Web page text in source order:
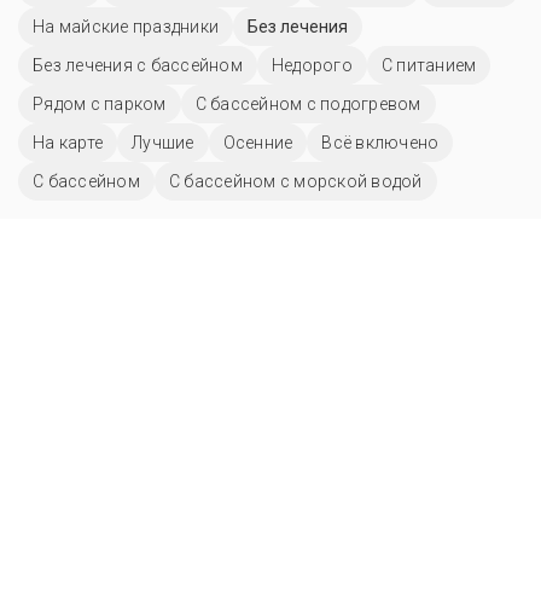
На майские праздники
Без лечения
Без лечения с бассейном
Недорого
С питанием
Рядом с парком
С бассейном с подогревом
На карте
Лучшие Осенние
Всё включено
C бассейном
С бассейном с морской водой